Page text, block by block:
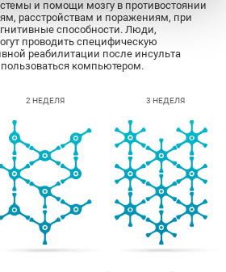
и помощи мозгу в противостоянии
расстройствам и поражениям, при
способности. Люди,
проводить специфическую
реабилитации после инсульта
пользоваться компьютером.
2 НЕДЕЛЯ 3 НЕДЕЛЯ